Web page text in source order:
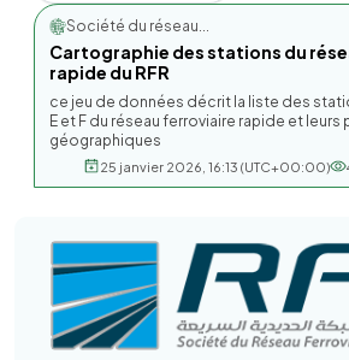
Société du réseau...
Cartographie des stations du
rapide du RFR
ce jeu de données décrit la liste des
E et F du réseau ferroviaire rapide et
géographiques
25 janvier 2026, 16:13 (UTC+00:00)